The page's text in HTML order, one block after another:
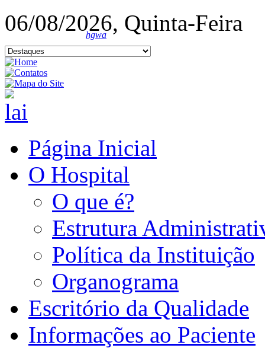
06/08/2026, Quinta-Feira
hgwa
Página Inicial
O Hospital
O que é?
Estrutura
Política da Instituição
Organograma
Escritório da Qualidade
Informações ao Paciente